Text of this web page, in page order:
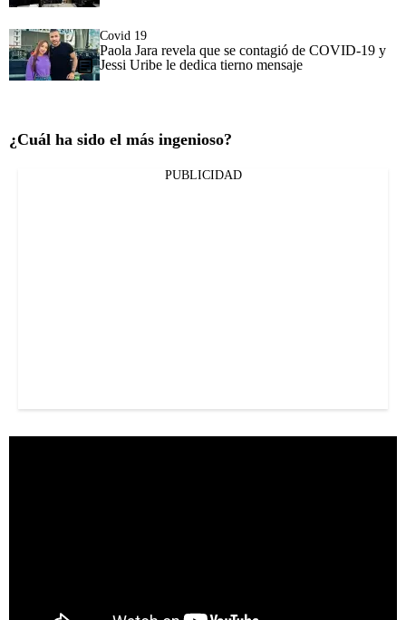
Covid 19
Paola Jara revela que se contagió de COVID-19 y
Jessi Uribe le dedica tierno mensaje
¿Cuál ha sido el más ingenioso?
PUBLICIDAD